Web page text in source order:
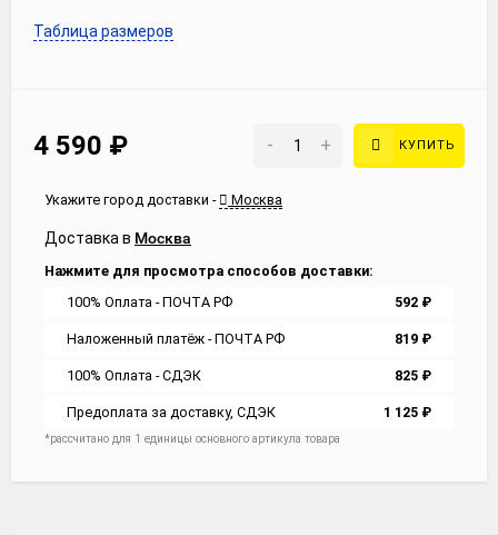
Таблица размеров
4 590 ₽ - + КУПИТЬ
Укажите город доставки - Москва
Доставка в Москва
Нажмите для просмотра способов доставки:
100% Оплата - ПОЧТА РФ
592 ₽
Наложенный платёж - ПОЧТА РФ 819 ₽
100% Оплата - СДЭК 825 ₽
Предоплата за доставку, СДЭК 1 125 ₽
*рассчитано для 1 единицы основного артикула товара